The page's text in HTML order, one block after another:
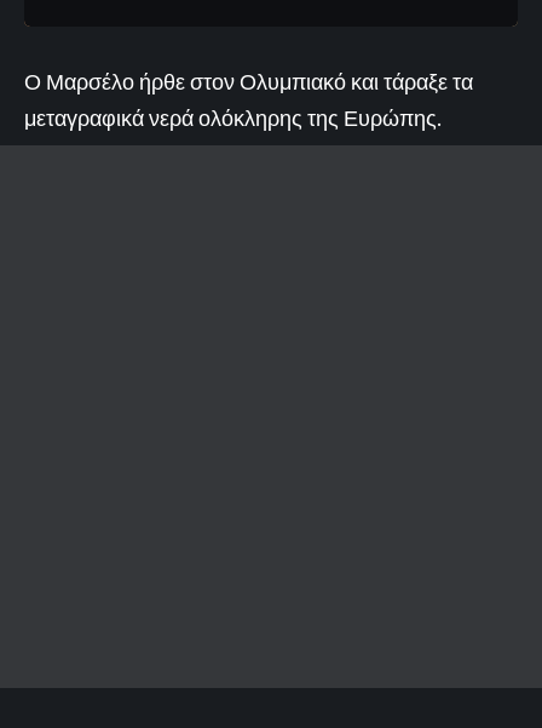
Ο Μαρσέλο ήρθε στον Ολυμπιακό και τάραξε τα
μεταγραφικά νερά ολόκληρης της Ευρώπης.